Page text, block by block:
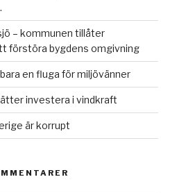
– kommunen tillåter
förstöra bygdens omgivning
en fluga för miljövänner
investera i vindkraft
är korrupt